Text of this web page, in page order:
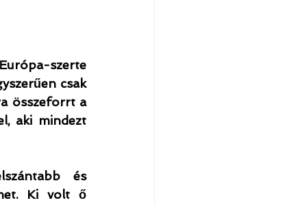
szerte
csak
összeforrt a
aki mindezt
és
Ki volt ő